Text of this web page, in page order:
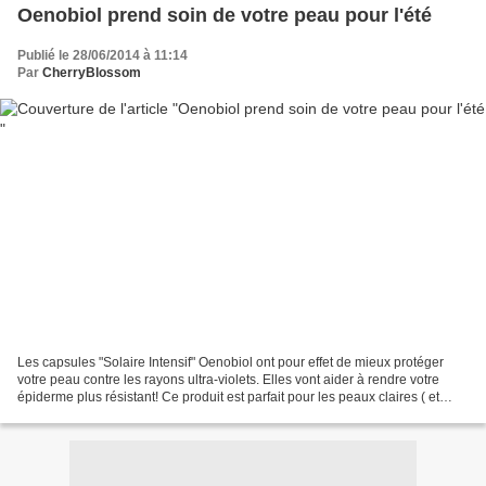
Oenobiol prend soin de votre peau pour l'été
Publié le 28/06/2014 à 11:14
Par CherryBlossom
Les capsules "Solaire Intensif" Oenobiol ont pour effet de mieux protéger
votre peau contre les rayons ultra-violets. Elles vont aider à rendre votre
épiderme plus résistant! Ce produit est parfait pour les peaux claires ( et